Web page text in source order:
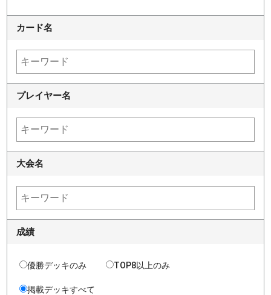
カード名
プレイヤー名
大会名
成績
優勝デッキのみ TOP8以上のみ
掲載デッキすべて